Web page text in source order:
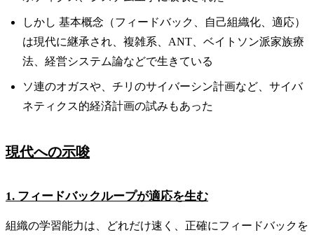
しかし 基本概念（フィードバック、自己組織化、適応）
は現代に継承され、複雑系、ANT、ベイトソン派家族療
法、経営システム論などで生きている
ソ連のオガスや、チリのサイバーシン計画など、サイバ
ネティクス的経済計画の試みもあった
現代への示唆
1. フィードバックループが適応を生む
組織の学習能力は、どれだけ速く、正確にフィードバックを